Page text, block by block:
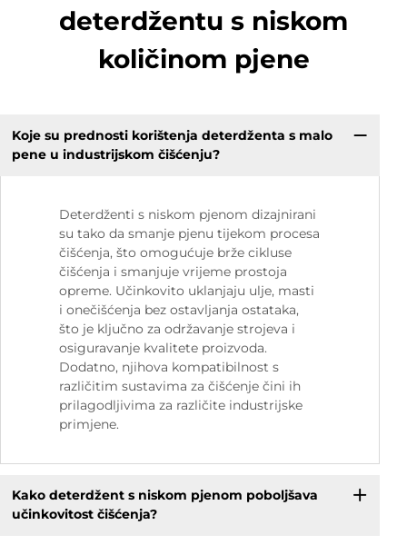
deterdžentu s niskom
količinom pjene
Koje su prednosti korištenja deterdženta s malo
pene u industrijskom čišćenju?
Deterdženti s niskom pjenom dizajnirani
su tako da smanje pjenu tijekom procesa
čišćenja, što omogućuje brže cikluse
čišćenja i smanjuje vrijeme prostoja
opreme. Učinkovito uklanjaju ulje, masti
i onečišćenja bez ostavljanja ostataka,
što je ključno za održavanje strojeva i
osiguravanje kvalitete proizvoda.
Dodatno, njihova kompatibilnost s
različitim sustavima za čišćenje čini ih
prilagodljivima za različite industrijske
primjene.
Kako deterdžent s niskom pjenom poboljšava
učinkovitost čišćenja?